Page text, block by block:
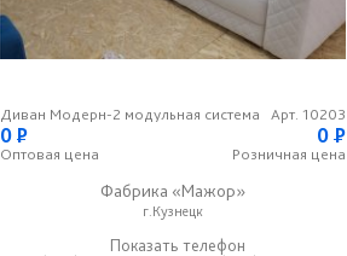
Диван Модерн-2 модульная система Арт. 10203
0P
Оптовая цена
0 P
Розничная цена
Фабрика «Мажор»
г.Кузнецк
+7 (999) 611-98-99 ☎+7 (999) 610-99-95
Показать телефон